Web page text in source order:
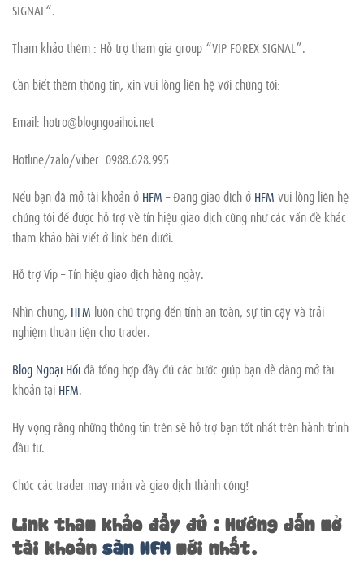
SIGNAL“.
Tham khảo thêm : Hỗ trợ tham gia group “VIP FOREX SIGNAL”.
Cần biết thêm thông tin, xin vui lòng liên hệ với chúng tôi:
Email: hotro@blogngoaihoi.net
Hotline/zalo/viber: 0988.628.995
Nếu bạn đã mở tài khoản ở HFM – Đang giao dịch ở HFM vui lòng liên hệ
chúng tôi để được hỗ trợ về tín hiệu giao dịch cũng như các vấn đề khác
tham khảo bài viết ở link bên dưới.
Hỗ trợ Vip – Tín hiệu giao dịch hàng ngày.
Nhìn chung, HFM luôn chú trọng đến tính an toàn, sự tin cậy và trải
nghiệm thuận tiện cho trader.
Blog Ngoại Hốiđã tổng hợp đầy đủ các bước giúp bạn dễ dàng mở tài
khoản tại HFM.
Hy vọng rằng những thông tin trên sẽ hỗ trợ bạn tốt nhất trên hành trình
đầu tư.
Chúc các trader may mắn và giao dịch thành công!
Link tham khảo đầy đủ : Hướng dẫn mở
tài khoản sàn HFM mới nhất.